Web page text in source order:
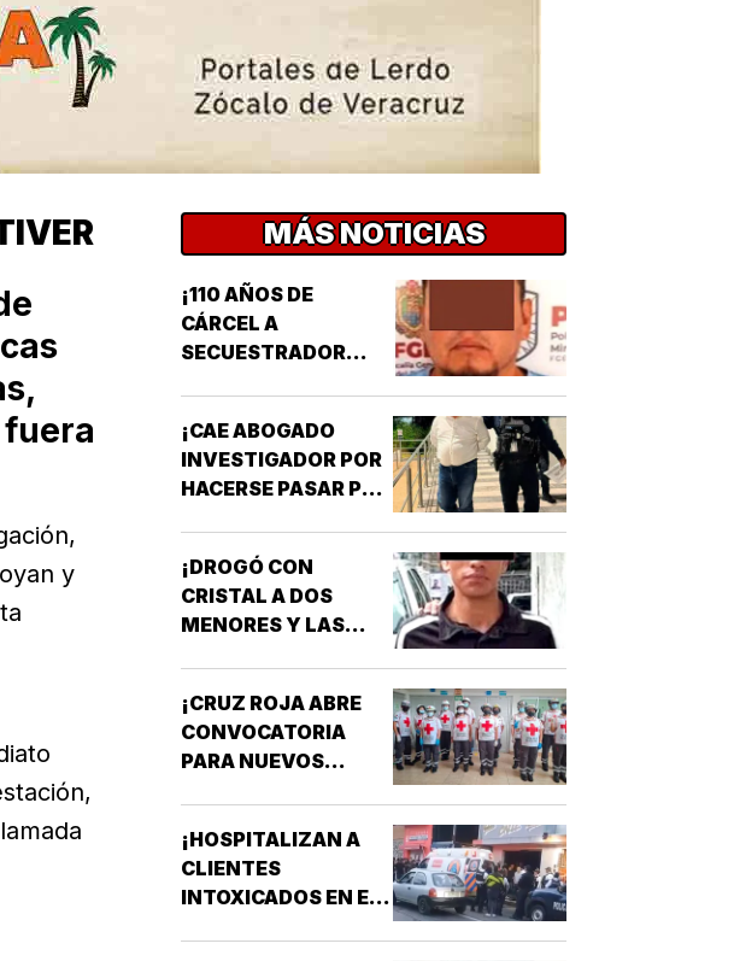
y
MÁS NOTICIAS
¡110 AÑOS DE
CÁRCEL A
SECUESTRADOR
¡CAE ABOGADO
INVESTIGADOR POR
HACERSE PASAR POR
¡DROGÓ CON
CRISTAL A DOS
MENORES Y LAS
¡CRUZ ROJA ABRE
CONVOCATORIA
PARA NUEVOS
URGENCIAS
MÉDICAS!
¡HOSPITALIZAN A
CLIENTES
INTOXICADOS EN EL